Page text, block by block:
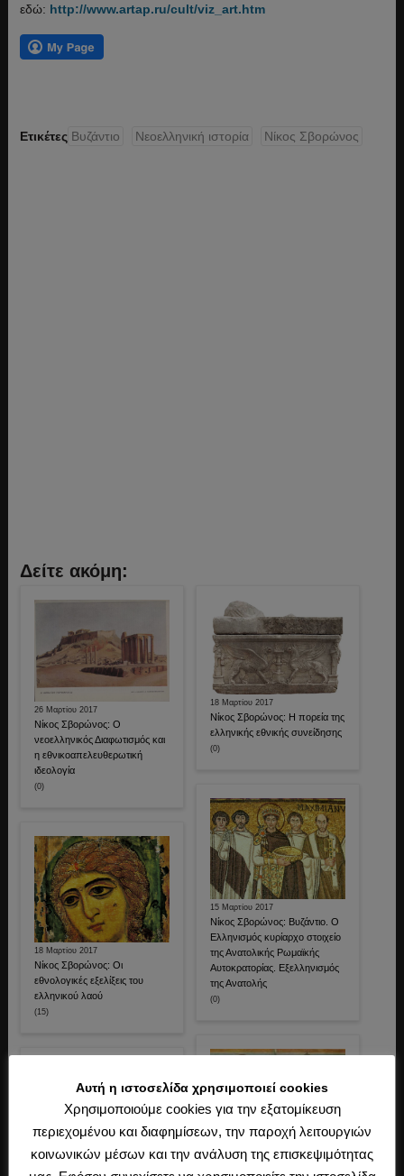
εδώ: http://www.artap.ru/cult/viz_art.htm
Ετικέτες Βυζάντιο Νεοελληνική ιστορία Νίκος Σβορώνος
Δείτε ακόμη:
26 Μαρτίου 2017
Νίκος Σβορώνος: Ο
νεοελληνικός Διαφωτισμός και
η εθνικοαπελευθερωτική
ιδεολογία
(0)
18 Μαρτίου 2017
Νίκος Σβορώνος: Οι
εθνολογικές εξελίξεις του
ελληνικού λαού
(15)
18 Μαρτίου 2017
Νίκος Σβορώνος: Η πορεία της
ελληνικής εθνικής συνείδησης
(0)
15 Μαρτίου 2017
Νίκος Σβορώνος: Βυζάντιο. Ο
Ελληνισμός κυρίαρχο στοιχείο
της Ανατολικής Ρωμαϊκής
Αυτοκρατορίας. Εξελληνισμός
της Ανατολής
(0)
Πολιορκία και άλωση της
Αυτή η ιστοσελίδα χρησιμοποιεί cookies
Χρησιμοποιούμε cookies για την εξατομίκευση
περιεχομένου και διαφημίσεων, την παροχή λειτουργιών
κοινωνικών μέσων και την ανάλυση της επισκεψιμότητας